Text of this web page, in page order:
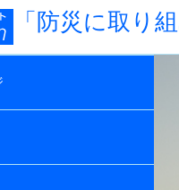
「防災に取り